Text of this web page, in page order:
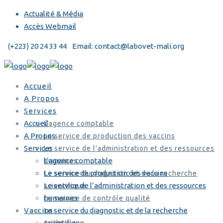
Actualité & Média
Accès Webmail
(+223) 20 24 33 44 Email: contact@labovet-mali.org
Accueil
A Propos
Services
L’agence comptable
Le service de production des vaccins
Le service de l’administration et des ressources
humaines
Le service du diagnostic et de la recherche
scientifique
Le service de contrôle qualité
Vaccins
Accueil
A Propos
Services
L’agence comptable
Le service de production des vaccins
Le service de l’administration et des ressources
humaines
Le service du diagnostic et de la recherche